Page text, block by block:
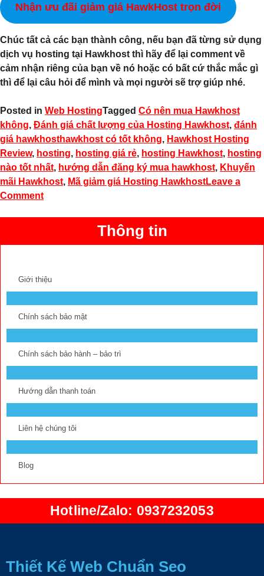
Nhận ưu đãi giảm giá HawkHost trọn đời
Chúc tất cả các bạn thành công, nếu bạn đã từng sử dụng
dịch vụ hosting tại Hawkhost thì hãy để lại comment về
cảm nhận riêng của bạn về nó hoặc có bất cứ thắc mắc gì
thì để lại câu hỏi để mình và mọi người sẽ trợ giúp nhé.
Posted in Web HostingTagged Có nên mua Hawkhost
không, Đánh giá chất lượng của Hosting Hawkhost, đánh
giá hawkhosthawkhost có tốt không, Hawkhost Hosting
Review, hosting, hosting giá rẻ, hosting Hawkhost, hosting
nào tốt nhất, hướng dẫn đăng ký mua hawkhost, Khuyến
mãi Hawkhost, Mã giảm giá Hosting HawkhostLeave a
Comment
Thông tin
Giới thiệu
Chính sách bảo mật
Chính sách bảo hành – bảo trì
Hướng dẫn thanh toán
Liên hệ chúng tôi
Blog
Hotline/Zalo: 0937232053
Thiết Kế Web Chuẩn Seo